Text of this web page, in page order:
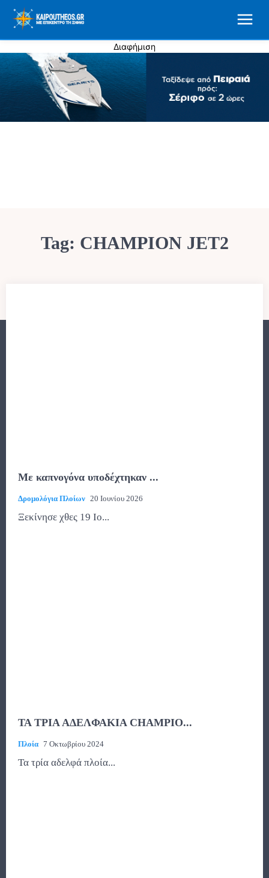
Διαφήμιση
Tag: CHAMPION JET2
Με καπνογόνα υποδέχτηκαν ...
Δρομολόγια Πλοίων 20 Ιουνίου 2026
Ξεκίνησε χθες 19 Ιο...
ΤΑ ΤΡΙΑ ΑΔΕΛΦΑΚΙΑ CHAMPIO...
Πλοία 7 Οκτωβρίου 2024
Τα τρία αδελφά πλοία...